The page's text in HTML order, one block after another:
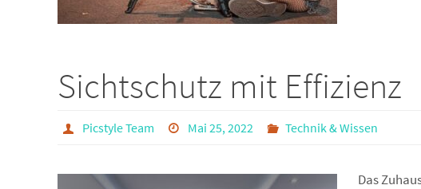
Sichtschutz mit Effizienz
Picstyle Team Mai 25, 2022 Technik & Wissen
Das